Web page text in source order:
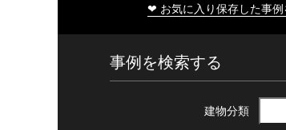
❤ お気に入り保存した事例
事例を検索する
建物分類